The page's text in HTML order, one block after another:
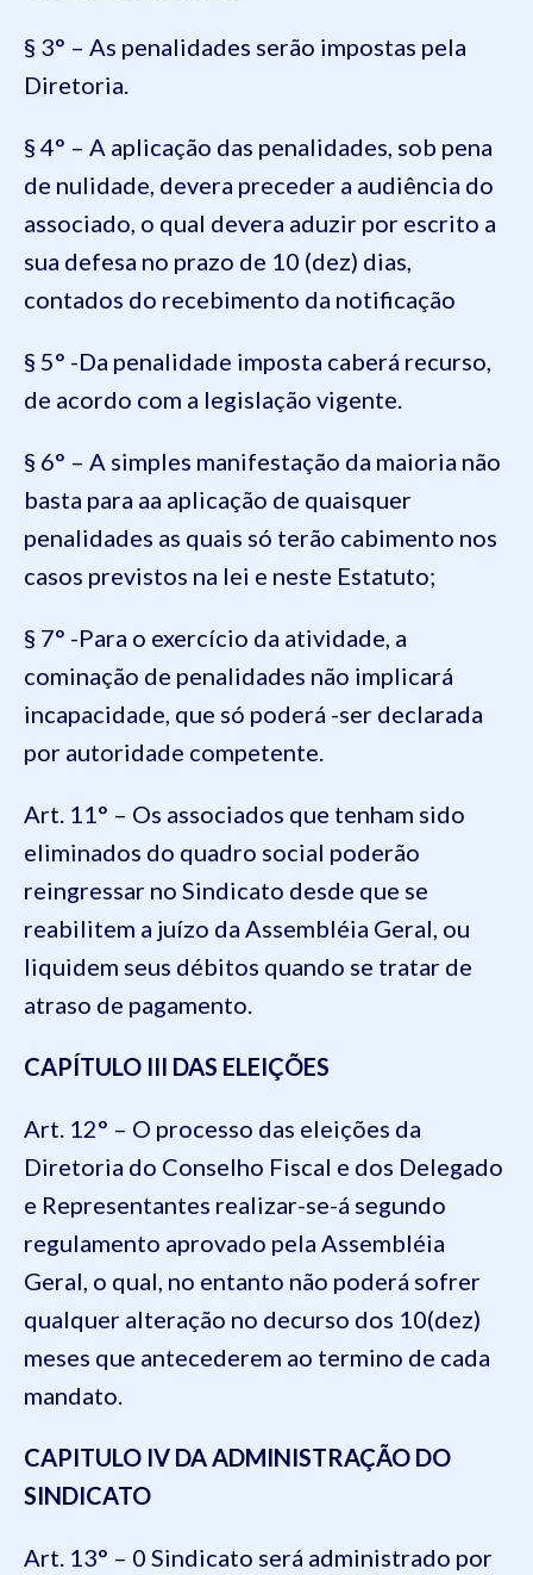
§ 3° – As penalidades serão impostas pela
Diretoria.
§ 4° – A aplicação das penalidades, sob pena
de nulidade, devera preceder a audiência do
associado, o qual devera aduzir por escrito a
sua defesa no prazo de 10 (dez) dias,
contados do recebimento da notificação
§ 5° -Da penalidade imposta caberá recurso,
de acordo com a legislação vigente.
§ 6° – A simples manifestação da maioria não
basta para aa aplicação de quaisquer
penalidades as quais só terão cabimento nos
casos previstos na lei e neste Estatuto;
§ 7° -Para o exercício da atividade, a
cominação de penalidades não implicará
incapacidade, que só poderá -ser declarada
por autoridade competente.
Art. 11° – Os associados que tenham sido
eliminados do quadro social poderão
reingressar no Sindicato desde que se
reabilitem a juízo da Assembléia Geral, ou
liquidem seus débitos quando se tratar de
atraso de pagamento.
CAPÍTULO III DAS ELEIÇÕES
Art. 12° – O processo das eleições da
Diretoria do Conselho Fiscal e dos Delegado
e Representantes realizar-se-á segundo
regulamento aprovado pela Assembléia
Geral, o qual, no entanto não poderá sofrer
qualquer alteração no decurso dos 10(dez)
meses que antecederem ao termino de cada
mandato.
CAPITULO IV DA ADMINISTRAÇÃO DO
SINDICATO
Art. 13° – 0 Sindicato será administrado por